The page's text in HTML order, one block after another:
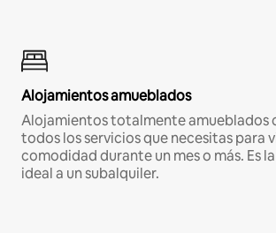
Alojamientos amueblados
Alojamientos totalmente amueblados
todos los servicios que necesitas para
comodidad durante un mes o más. Es
ideal a un subalquiler.